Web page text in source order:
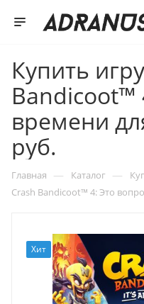
Купить
Bandicoot™
времени
руб.
Главная — Каталог —
Crash Bandicoot™ 4: Это
Хит